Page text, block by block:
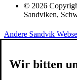
© 2026
Sandviken,
Andere Sandvik
Wir bitten